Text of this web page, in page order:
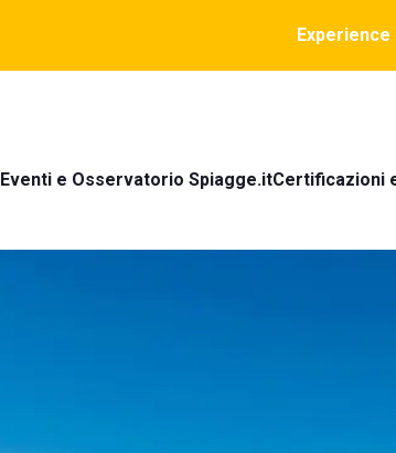
Experience
Eventi e Osservatorio Spiagge.itCertificazioni